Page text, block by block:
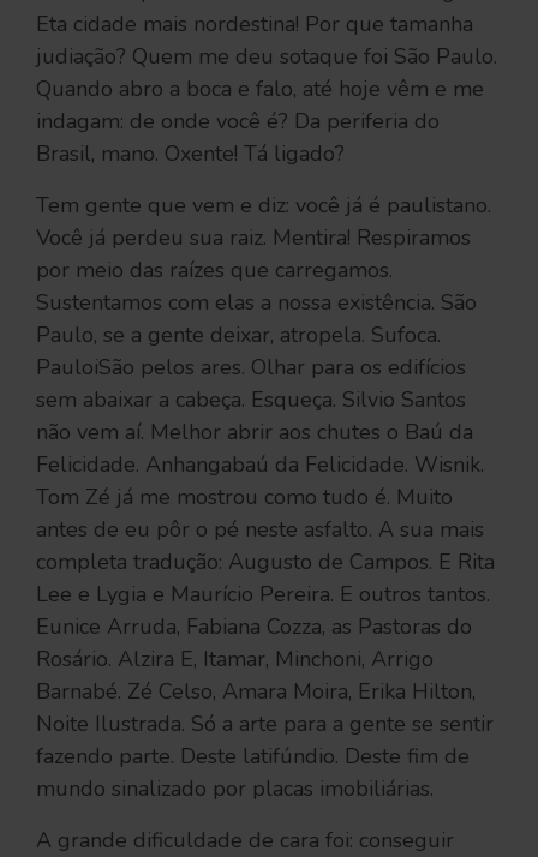
Eta cidade mais nordestina! Por que tamanha
judiação? Quem me deu sotaque foi São Paulo.
Quando abro a boca e falo, até hoje vêm e me
indagam: de onde você é? Da periferia do
Brasil, mano. Oxente! Tá ligado?
Tem gente que vem e diz: você já é paulistano.
Você já perdeu sua raiz. Mentira! Respiramos
por meio das raízes que carregamos.
Sustentamos com elas a nossa existência. São
Paulo, se a gente deixar, atropela. Sufoca.
PauloiSão pelos ares. Olhar para os edifícios
sem abaixar a cabeça. Esqueça. Silvio Santos
não vem aí. Melhor abrir aos chutes o Baú da
Felicidade. Anhangabaú da Felicidade. Wisnik.
Tom Zé já me mostrou como tudo é. Muito
antes de eu pôr o pé neste asfalto. A sua mais
completa tradução: Augusto de Campos. E Rita
Lee e Lygia e Maurício Pereira. E outros tantos.
Eunice Arruda, Fabiana Cozza, as Pastoras do
Rosário. Alzira E, Itamar, Minchoni, Arrigo
Barnabé. Zé Celso, Amara Moira, Erika Hilton,
Noite Ilustrada. Só a arte para a gente se sentir
fazendo parte. Deste latifúndio. Deste fim de
mundo sinalizado por placas imobiliárias.
A grande dificuldade de cara foi: conseguir